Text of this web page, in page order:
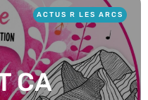
ACTUS R LES ARCS
CA